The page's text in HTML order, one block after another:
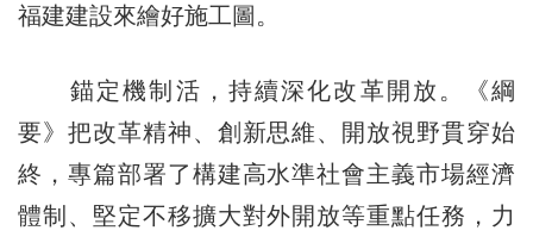
福建建設來繪好施工圖。
錨定機制活，持續深化改革開放。《綱
要》把改革精神、創新思維、開放視野貫穿始
終，專篇部署了構建高水準社會主義市場經濟
體制、堅定不移擴大對外開放等重點任務，力